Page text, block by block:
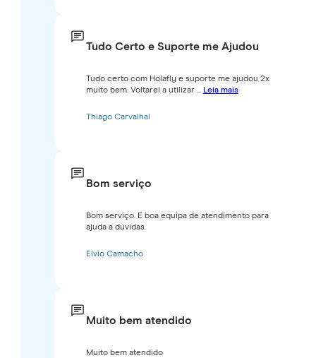
Tudo Certo e Suporte me Ajudou
Tudo certo com Holafly e suporte me ajudou 2x
muito bem. Voltarei a utilizar ... Leia mais
Thiago Carvalhal
Bom serviço
Bom serviço. E boa equipa de atendimento para
ajuda a dúvidas.
Elvio Camacho
Muito bem atendido
Muito bem atendido